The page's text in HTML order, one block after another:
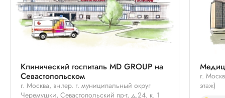
Клинический госпиталь MD GROUP на
Севастопольском
г. Москва, вн.тер. г. муниципальный округ
Черемушки, Севастопольский пр-т, д.24, к. 1
г.
этаж)